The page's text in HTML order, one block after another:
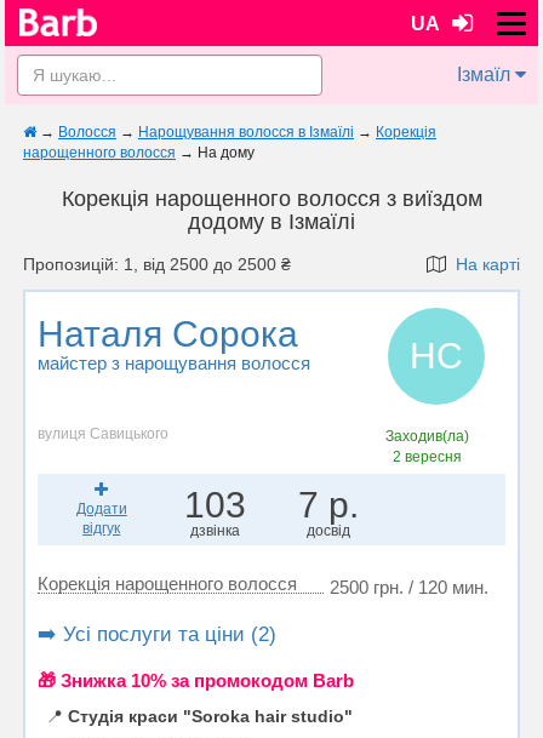
UA
Ізмаїл
→ Волосся → Нарощування волосся в Ізмаїлі → Корекція
нарощенного волосся → На дому
Корекція нарощенного волосся з виїздом
додому в Ізмаїлі
Пропозицій: 1, від 2500 до 2500 ₴ На карті
Наталя Сорока
майстер з нарощування волосся НС
вулиця Савицького
Заходив(ла)
2 вересня
Додати
відгук
103
дзвінка
7 р.
досвід
Корекція нарощенного волосся 2500 грн. / 120 мин.
➡️ Усі послуги та ціни (2)
🎁 Знижка 10% за промокодом Barb
📍 Студія краси "Soroka hair studio"